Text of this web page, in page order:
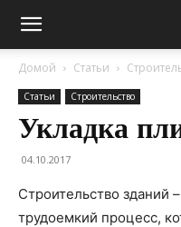
Домой Статьи
Статьи Строительство
Укладка
04.10.2017
Строительство зданий
трудоемкий процесс,